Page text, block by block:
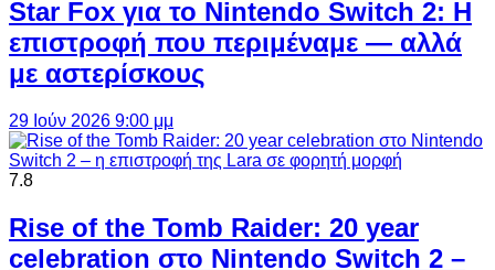
Star Fox για το Nintendo Switch 2: Η
επιστροφή που περιμέναμε — αλλά
με αστερίσκους
29 Ιούν 2026 9:00 μμ
7.8
Rise of the Tomb Raider: 20 year
celebration στο Nintendo Switch 2 –